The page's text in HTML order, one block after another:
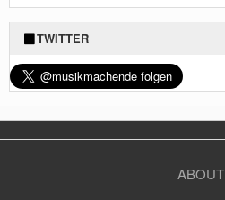
TWITTER
ABOUT